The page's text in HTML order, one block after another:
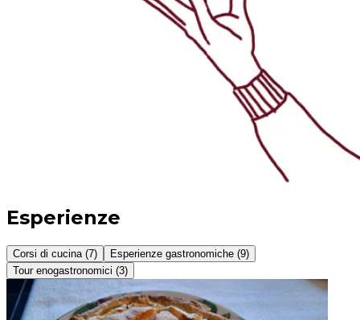
Esperienze
Corsi di cucina (7)
Esperienze gastronomiche (9)
Tour enogastronomici (3)